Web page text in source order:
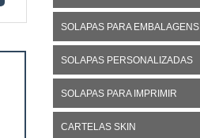
SOLAPAS PARA EMBALAGENS
SOLAPAS PERSONALIZADAS
SOLAPAS PARA IMPRIMIR
CARTELAS SKIN